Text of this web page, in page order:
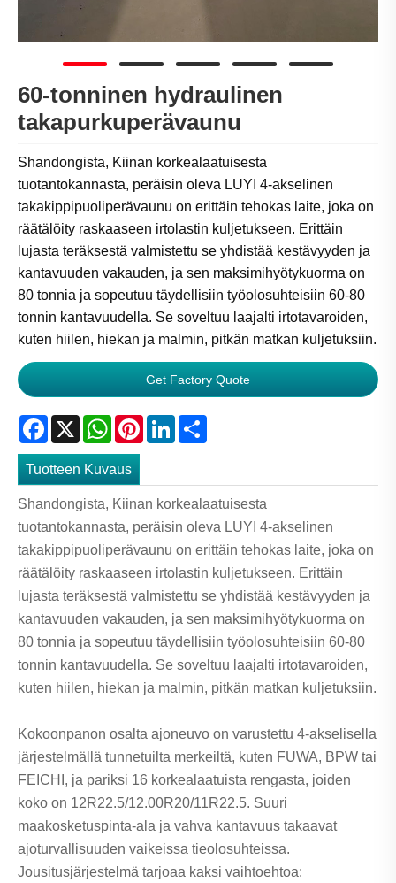
60-tonninen hydraulinen
takapurkuperävaunu
Shandongista, Kiinan korkealaatuisesta
tuotantokannasta, peräisin oleva LUYI 4-akselinen
takakippipuoliperävaunu on erittäin tehokas laite, joka on
räätälöity raskaaseen irtolastin kuljetukseen. Erittäin
lujasta teräksestä valmistettu se yhdistää kestävyyden ja
kantavuuden vakauden, ja sen maksimihyötykuorma on
80 tonnia ja sopeutuu täydellisiin työolosuhteisiin 60-80
tonnin kantavuudella. Se soveltuu laajalti irtotavaroiden,
kuten hiilen, hiekan ja malmin, pitkän matkan kuljetuksiin.
Get Factory Quote
Facebook
X WhatsApp
PinterestLinkedIn
Tuotteen Kuvaus
Shandongista, Kiinan korkealaatuisesta
tuotantokannasta, peräisin oleva LUYI 4-akselinen
takakippipuoliperävaunu on erittäin tehokas laite, joka on
räätälöity raskaaseen irtolastin kuljetukseen. Erittäin
lujasta teräksestä valmistettu se yhdistää kestävyyden ja
kantavuuden vakauden, ja sen maksimihyötykuorma on
80 tonnia ja sopeutuu täydellisiin työolosuhteisiin 60-80
tonnin kantavuudella. Se soveltuu laajalti irtotavaroiden,
kuten hiilen, hiekan ja malmin, pitkän matkan kuljetuksiin.
Kokoonpanon osalta ajoneuvo on varustettu 4-akselisella
järjestelmällä tunnetuilta merkeiltä, ​​kuten FUWA, BPW tai
FEICHI, ja pariksi 16 korkealaatuista rengasta, joiden
koko on 12R22.5/12.00R20/11R22.5. Suuri
maakosketuspinta-ala ja vahva kantavuus takaavat
ajoturvallisuuden vaikeissa tieolosuhteissa.
Jousitusjärjestelmä tarjoaa kaksi vaihtoehtoa: